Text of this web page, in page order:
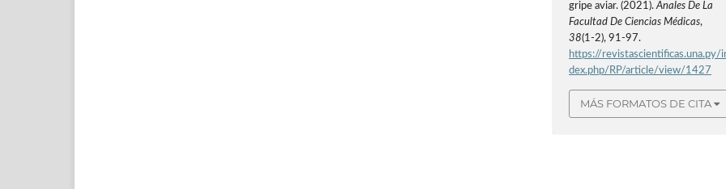
gripe aviar. (2021).Anales De La
Facultad De Ciencias Médicas,
38(1-2), 91-97.
https://revistascientificas.una.py/
dex.php/RP/article/view/1427
MÁS FORMATOS DE CITA